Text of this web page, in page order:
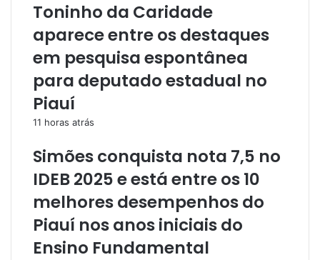
Toninho da Caridade
aparece entre os destaques
em pesquisa espontânea
para deputado estadual no
Piauí
11 horas atrás
Simões conquista nota 7,5 no
IDEB 2025 e está entre os 10
melhores desempenhos do
Piauí nos anos iniciais do
Ensino Fundamental